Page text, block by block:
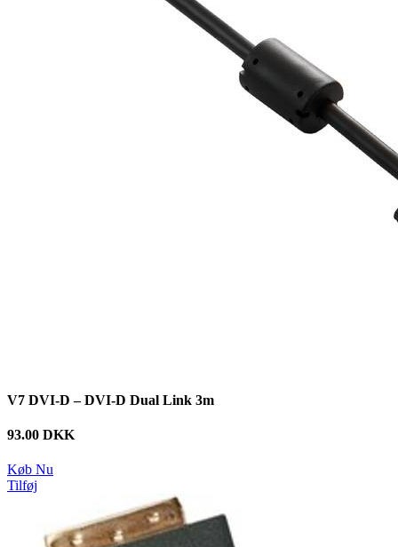
V7 DVI-D – DVI-D Dual Link 3m
93.00 DKK
Køb Nu
Tilføj